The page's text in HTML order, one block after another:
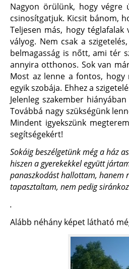
Nagyon örülünk, hogy
csinosítgatjuk. Kicsit bánom,
Teljesen más, hogy
vályog. Nem csak a
belmagasság is nőtt, ami tér
annyira otthonos. Sok van
Most az lenne a fontos,
egyik szobája. Ehhez a
Jelenleg szakember
Továbbá nagy szükségünk
Mindent igyekszünk
segítségekért!
Sokáig beszélgetünk még a ház
hiszen a gyerekekkel együtt
panaszkodást hallottam, hanem
tapasztaltam, nem pedig
.
Alább néhány képet látható